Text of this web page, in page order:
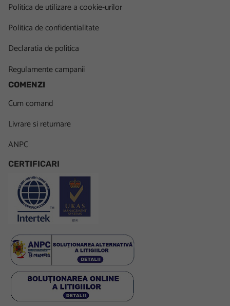
Politica de utilizare a cookie-urilor
Politica de confidentialitate
Declaratia de politica
Regulamente campanii
COMENZI
Cum comand
Livrare si returnare
ANPC
CERTIFICARI